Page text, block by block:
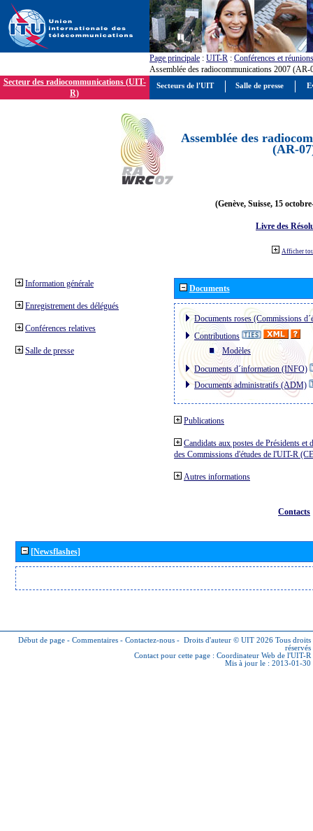
Page principale : UIT-R : Conférences et réunions
Assemblée des radiocommunications 2007 (AR-
Secteur des radiocommunications (UIT-
R)
Assemblée des
(AR-
(Genève, Suisse, 15
Livre des
Afficher
Information générale
Enregistrement des délégués
Conférences relatives
Salle de presse
Documents
Documents roses (Commissions
Contributions
Modèles
Documents d´information (INFO)
Documents administratifs (ADM)
Publications
Candidats aux postes de Présidents et
des Commissions d'études de l'UIT-R
Autres informations
Contacts
[Newsflashes]
Début de page - Commentaires - Contactez-nous - Droits d'auteur © UIT 2026 Tous droits
réservés
Contact pour cette page : Coordinateur Web de l'UIT-R
Mis à jour le : 2013-01-30
Secteurs de l'UIT Salle de presse